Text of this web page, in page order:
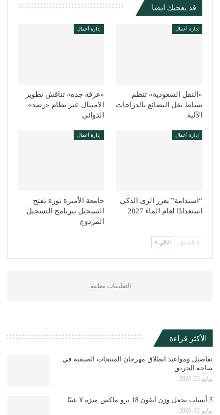
قد يعجبك ايضا
إدارة أعمال
«النقل السعودية» تنظم
نشاط نقل البضائع بالدراجات
الآلية
إدارة أعمال
«غرفة جدة» تناقش تطوير
الامتثال عبر نظام «رصد»
الدوائي
إدارة أعمال
“استدامة” يعزز الري الذكي
استعدادًا لعام الماء 2027
إدارة أعمال
جامعة الأميرة نورة تفتح
التسجيل ببرنامج التسجيل
المزدوج
السابق التالي
التعليقات مغلقة.
الأكثر قراءة
تفاصيل ومواعيد انطلاق مهرجان المنتجات الصيفية في
ساحة الحريق…
يوليو 23, 2026
3 أسباب تجعل وزن آيفون 18 برو ماكس ميزة لا عيبًا
يوليو 12, 2026